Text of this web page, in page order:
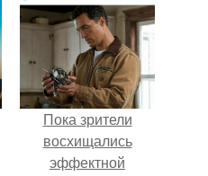
Пока зрители
восхищались
эффектной